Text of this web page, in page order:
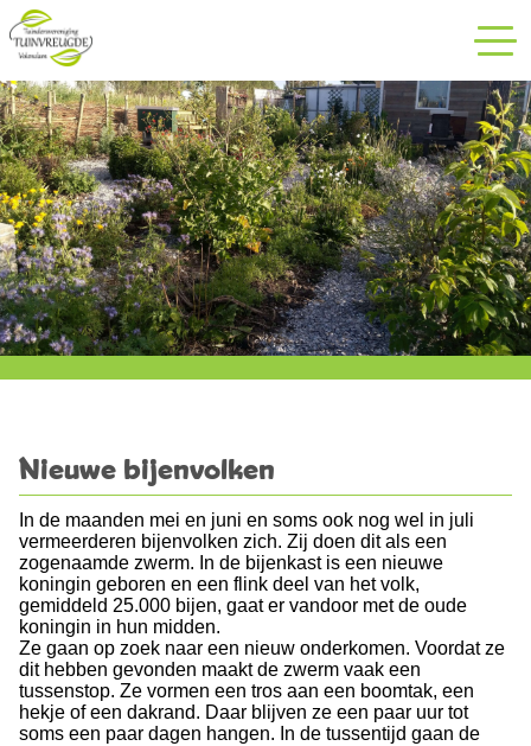
Recepten
Nieuwe bijenvolken
In de maanden mei en juni en soms ook nog wel in juli
vermeerderen bijenvolken zich. Zij doen dit als een
zogenaamde zwerm. In de bijenkast is een nieuwe
koningin geboren en een flink deel van het volk,
gemiddeld 25.000 bijen, gaat er vandoor met de oude
koningin in hun midden.
Ze gaan op zoek naar een nieuw onderkomen. Voordat ze
dit hebben gevonden maakt de zwerm vaak een
tussenstop. Ze vormen een tros aan een boomtak, een
hekje of een dakrand. Daar blijven ze een paar uur tot
soms een paar dagen hangen. In de tussentijd gaan de